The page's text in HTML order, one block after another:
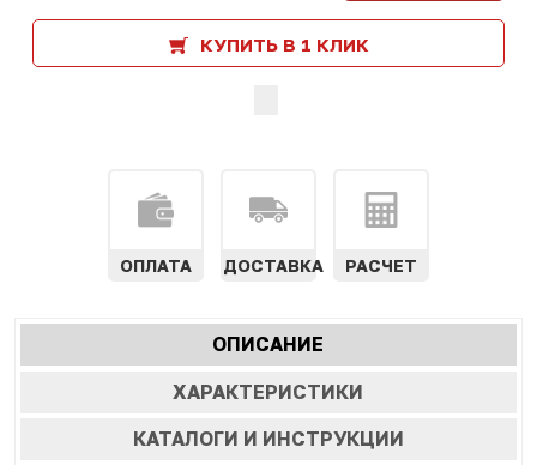
КУПИТЬ В 1 КЛИК
ОПЛАТА ДОСТАВКА РАСЧЕТ
Характеристики
табы
ОПИСАНИЕ
ВКЛАДКА)
ХАРАКТЕРИСТИКИ
КАТАЛОГИ И ИНСТРУКЦИИ